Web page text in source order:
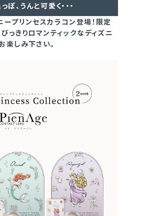
ぽ、うんと可愛く・・・
ープリンセスカラコン登場！限定
っきりロマンティックなディズニ
楽しみ下さい。